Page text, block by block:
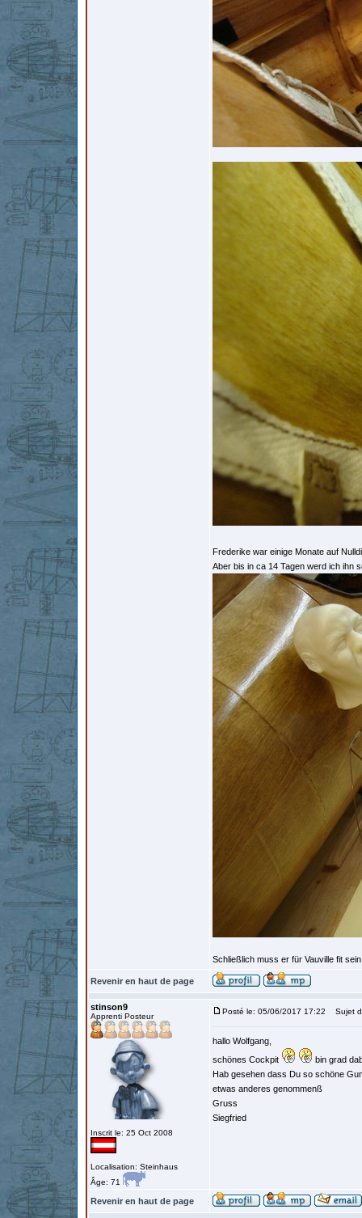
Frederike war einige Monate auf
Aber bis in ca 14 Tagen werd ich ihn
Schließlich muss er für Vauville fit
Revenir en haut de page
stinson9
Apprenti Posteur
Inscrit le: 25 Oct 2008
Localisation: Steinhaus
Âge: 71
Posté le: 05/06/2017 17:22 Sujet
hallo Wolfgang,
schönes Cockpit
bin grad
Hab gesehen dass Du so schöne
etwas anderes genommenß
Gruss
Siegfried
Revenir en haut de page